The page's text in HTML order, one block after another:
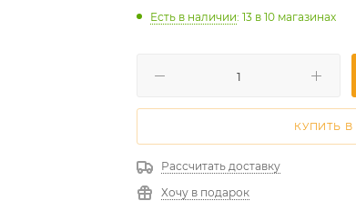
Есть в наличии: 13 в 10 магазинах
КУПИТЬ В
Рассчитать доставку
Хочу в подарок